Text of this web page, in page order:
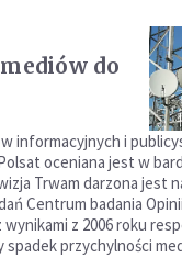
do
informacyjnych i
oceniana jest w
Trwam darzona jest
Centrum badania
z 2006 roku
spadek przychylności